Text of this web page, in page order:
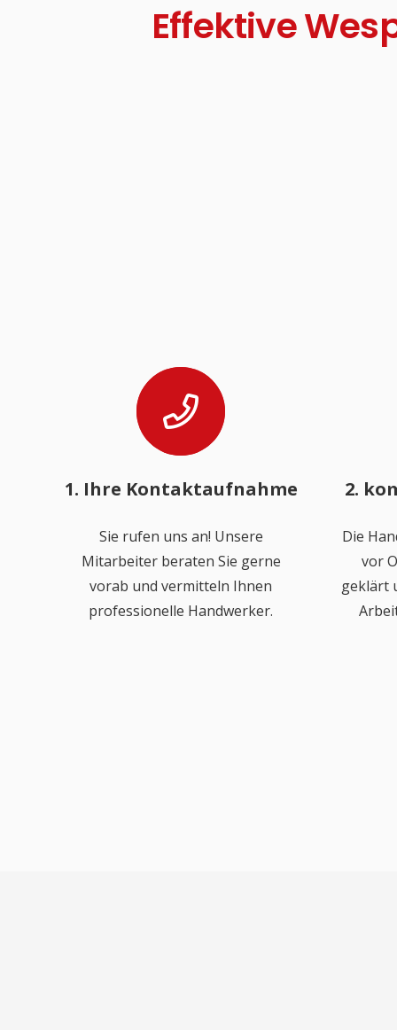
Effektive
1. Ihre Kontaktaufnahme
Sie rufen uns an! Unsere
Mitarbeiter beraten Sie gerne
vorab und vermitteln Ihnen
professionelle Handwerker.
2.
Die
vor
geklärt